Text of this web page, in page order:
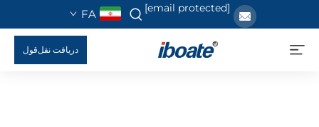
[email protected]
FA
دریافت نقل‌قول